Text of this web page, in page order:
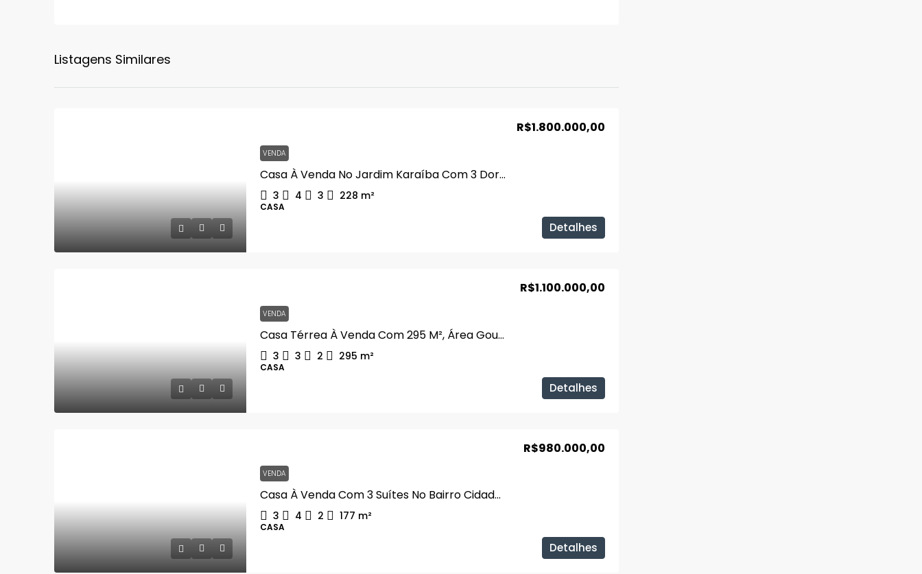
Listagens Similares
VENDA
Casa À Venda No Jardim Karaíba Com 3 Dormitórios
R$1.800.000,00
3 4 3 228 m²
CASA
Detalhes
VENDA
Casa Térrea À Venda Com 295 M², Área Gourmet No Bairro Santa Mônica
R$1.100.000,00
3 3 2 295 m²
CASA
Detalhes
VENDA
Casa À Venda Com 3 Suítes No Bairro Cidade Jardim
R$980.000,00
3 4 2 177 m²
CASA
Detalhes